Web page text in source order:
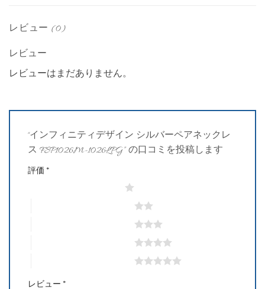
レビュー (0)
レビュー
レビューはまだありません。
“インフィニティデザイン シルバーペアネックレ
ス FSP1026M-1026LPG” の口コミを投稿します
評価 *
レビュー *